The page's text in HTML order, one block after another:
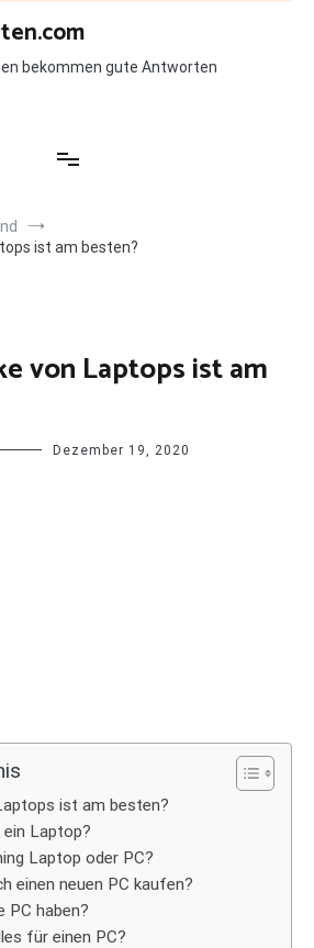
bekommen gute Antworten
ist am besten?
von Laptops ist am
Dezember 19, 2020
ist am besten?
Laptop?
Laptop oder PC?
einen neuen PC kaufen?
PC haben?
für einen PC?